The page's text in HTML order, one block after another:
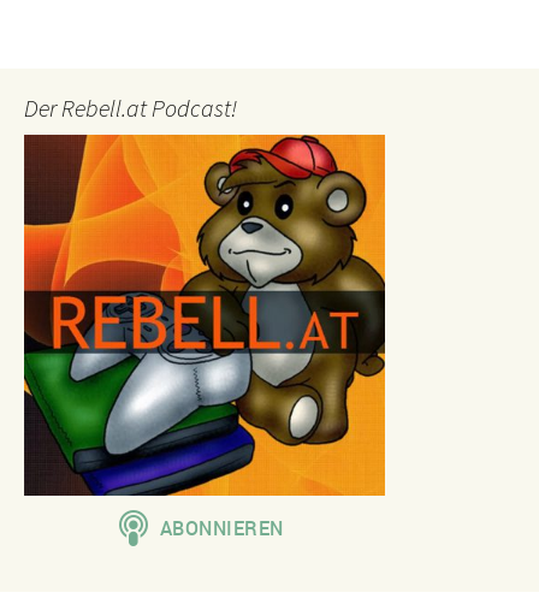
Der Rebell.at Podcast!